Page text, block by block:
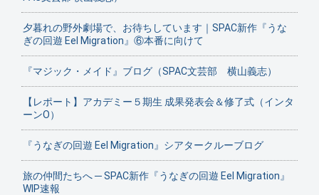
夕暮れの野外劇場で、お待ちしています｜SPAC新作『うな
ぎの回遊 Eel Migration』⑥本番に向けて
『マジック・メイド』ブログ（SPAC文芸部 横山義志）
【レポート】アカデミー５期生 成果発表会＆修了式（インタ
ーンO）
『うなぎの回遊 Eel Migration』シアタークルーブログ
旅の仲間たちへ ─ SPAC新作『うなぎの回遊 Eel Migration』
WIP速報